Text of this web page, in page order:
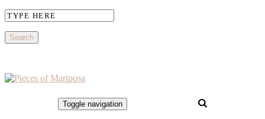
Toggle navigation